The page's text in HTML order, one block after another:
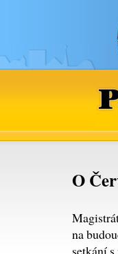
O
na
setkání